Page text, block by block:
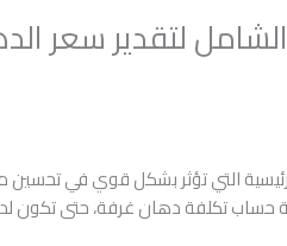
لتقدير سعر
التي تؤثر بشكل قوي في تحسين
حساب تكلفة دهان غرفة، حتى تكون